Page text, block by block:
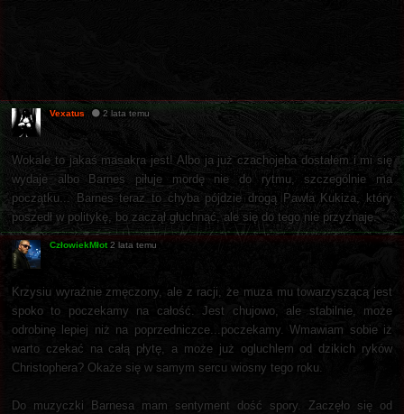
Vexatus 2 lata temu
Wokale to jakaś masakra jest! Albo ja już czachojeba dostałem i mi się
wydaje albo Barnes piłuje mordę nie do rytmu, szczególnie ma
początku... Barnes teraz to chyba pójdzie drogą Pawła Kukiza, który
poszedł w politykę, bo zaczął głuchnąć, ale się do tego nie przyznaje.
CzłowiekMłot 2 lata temu
Krzysiu wyraźnie zmęczony, ale z racji, że muza mu towarzyszącą jest
spoko to poczekamy na całość. Jest chujowo, ale stabilnie, może
odrobinę lepiej niż na poprzedniczce...poczekamy. Wmawiam sobie iż
warto czekać na całą płytę, a może już ogluchlem od dzikich ryków
Christophera? Okaże się w samym sercu wiosny tego roku.
Do muzyczki Barnesa mam sentyment dość spory. Zaczęło się od